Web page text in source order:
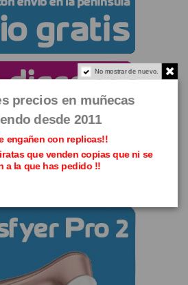
No mostrar de nuevo.
precios en muñecas
desde 2011
engañen con replicas!!
que venden copias que ni se
a la que has pedido !!